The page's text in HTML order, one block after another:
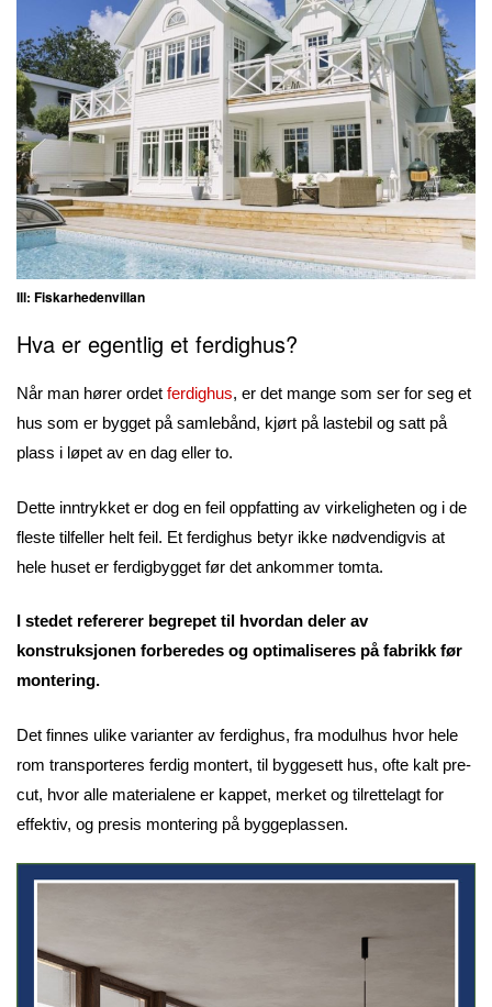
Ill: Fiskarhedenvillan
Hva er egentlig et ferdighus?
Når man hører ordet ferdighus, er det mange som ser for seg et
hus som er bygget på samlebånd, kjørt på lastebil og satt på
plass i løpet av en dag eller to.
Dette inntrykket er dog en feil oppfatting av virkeligheten og i de
fleste tilfeller helt feil. Et ferdighus betyr ikke nødvendigvis at
hele huset er ferdigbygget før det ankommer tomta.
I stedet refererer begrepet til hvordan deler av
konstruksjonen forberedes og optimaliseres på fabrikk før
montering.
Det finnes ulike varianter av ferdighus, fra modulhus hvor hele
rom transporteres ferdig montert, til byggesett hus, ofte kalt pre-
cut, hvor alle materialene er kappet, merket og tilrettelagt for
effektiv, og presis montering på byggeplassen.